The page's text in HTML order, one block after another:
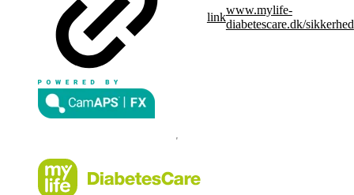
link
www.mylife-
diabetescare.dk/sikkerhed